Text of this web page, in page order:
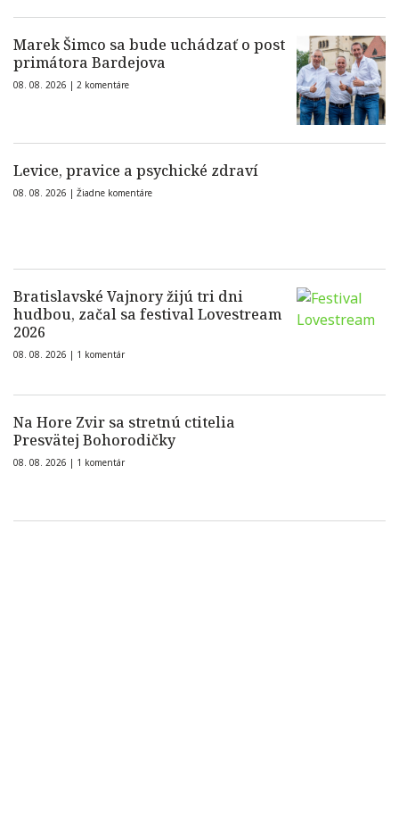
Marek Šimco sa bude uchádzať o post
primátora Bardejova
08. 08. 2026 | 2 komentáre
Levice, pravice a psychické zdraví
08. 08. 2026 | Žiadne komentáre
Bratislavské Vajnory žijú tri dni
hudbou, začal sa festival Lovestream
2026
08. 08. 2026 | 1 komentár
Na Hore Zvir sa stretnú ctitelia
Presvätej Bohorodičky
08. 08. 2026 | 1 komentár